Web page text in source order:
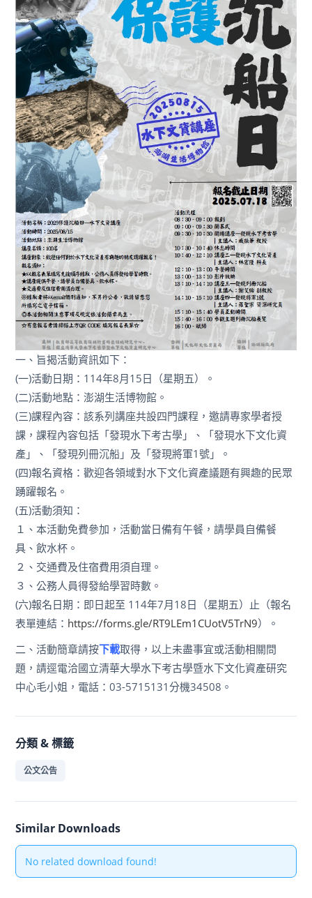
一、旨揭活動資訊如下：
(一)活動日期：114年8月15日（星期五）。
(二)活動地點：澎湖生活博物館。
(三)課程內容：該系列講座共設四門課程，邀請專家學者授
課，課程內容包括「發現水下考古學」、「發現水下文化資
產」、「發現列冊沉船」及「發現將軍1號」。
(四)報名資格：歡迎各領域對水下文化資產議題有興趣的民眾
踴躍報名。
(五)活動須知：
１、本活動免費參加，活動當日備有午餐，請學員自備餐
具、飲水杯。
２、交通費及住宿費用須自理。
３、公務人員得發給學習時數。
(六)報名日期：即日起至 114年7月18日（星期五）止（報名
表單連結： https://forms.gle/RT9LEm1CUotV5TrN9）。
二、活動簡章請按下載取得，以上未盡事宜或活動相關問
題，請逕電洽國立清華大學水下考古學暨水下文化資產研究
中心毛小姐，電話：03-5715131分機34508。
分類 & 標籤
公文公告
Similar Downloads
No related download found!